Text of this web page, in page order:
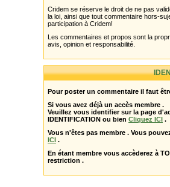
Cridem se réserve le droit de ne pas
la loi, ainsi que tout commentaire hors-
participation à Cridem!
Les commentaires et propos sont la
avis, opinion et responsabilité.
Pour poster un commentaire il faut
Si vous avez déjà un accès membre .
Veuillez vous identifier sur la page
IDENTIFICATION ou bien Cliquez ICI .
Vous n'êtes pas membre . Vous
ICI .
En étant membre vous accèderez à
restriction .